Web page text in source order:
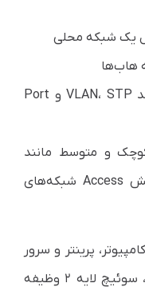
یک شبکه محلی
هاب‌ها
پشتیبانی از قابلیت‌هایی مانند VLAN، STP و Port
کوچک و متوسط مانند
شرکت‌ها، دفاتر کاری، مدارس و بخش Access شبکه‌های
پرینتر و سرور
به یک شبکه داخلی متصل هستند، سوئیچ لایه ۲ وظیفه